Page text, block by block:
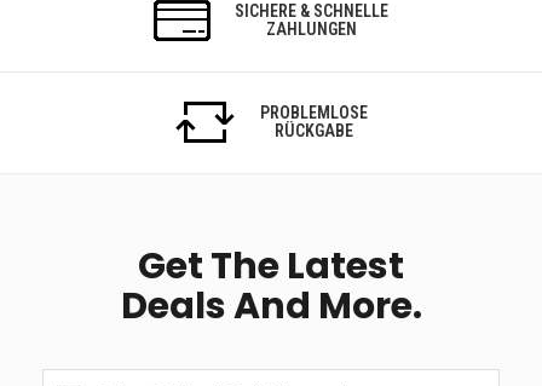
SICHERE & SCHNELLE
ZAHLUNGEN
PROBLEMLOSE
RÜCKGABE
Get The Latest
Deals And More.